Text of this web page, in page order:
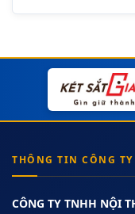
THÔNG TIN CÔNG TY
CÔNG TY TNHH NỘI